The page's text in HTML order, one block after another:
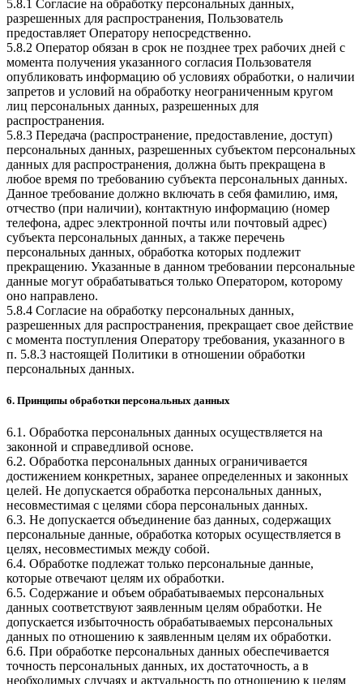
5.8.1 Согласие на обработку персональных данных,
разрешенных для распространения, Пользователь
предоставляет Оператору непосредственно.
5.8.2 Оператор обязан в срок не позднее трех рабочих дней с
момента получения указанного согласия Пользователя
опубликовать информацию об условиях обработки, о наличии
запретов и условий на обработку неограниченным кругом
лиц персональных данных, разрешенных для
распространения.
5.8.3 Передача (распространение, предоставление, доступ)
персональных данных, разрешенных субъектом персональных
данных для распространения, должна быть прекращена в
любое время по требованию субъекта персональных данных.
Данное требование должно включать в себя фамилию, имя,
отчество (при наличии), контактную информацию (номер
телефона, адрес электронной почты или почтовый адрес)
субъекта персональных данных, а также перечень
персональных данных, обработка которых подлежит
прекращению. Указанные в данном требовании персональные
данные могут обрабатываться только Оператором, которому
оно направлено.
5.8.4 Согласие на обработку персональных данных,
разрешенных для распространения, прекращает свое действие
с момента поступления Оператору требования, указанного в
п. 5.8.3 настоящей Политики в отношении обработки
персональных данных.
6. Принципы обработки персональных данных
6.1. Обработка персональных данных осуществляется на
законной и справедливой основе.
6.2. Обработка персональных данных ограничивается
достижением конкретных, заранее определенных и законных
целей. Не допускается обработка персональных данных,
несовместимая с целями сбора персональных данных.
6.3. Не допускается объединение баз данных, содержащих
персональные данные, обработка которых осуществляется в
целях, несовместимых между собой.
6.4. Обработке подлежат только персональные данные,
которые отвечают целям их обработки.
6.5. Содержание и объем обрабатываемых персональных
данных соответствуют заявленным целям обработки. Не
допускается избыточность обрабатываемых персональных
данных по отношению к заявленным целям их обработки.
6.6. При обработке персональных данных обеспечивается
точность персональных данных, их достаточность, а в
необходимых случаях и актуальность по отношению к целям